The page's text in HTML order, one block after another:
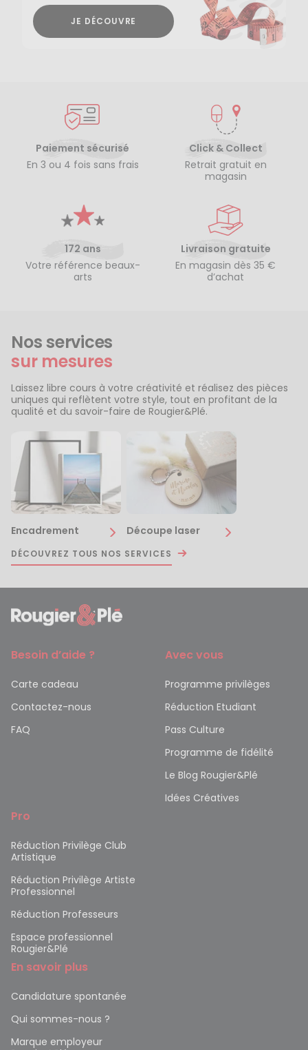
JE DÉCOUVRE
Paiement sécurisé
En 3 ou 4 fois sans frais
Click & Collect
Retrait gratuit en
magasin
172 ans
Votre référence beaux-
arts
Livraison gratuite
En magasin dès 35 €
d’achat
Nos services
sur mesures
Laissez libre cours à votre créativité et réalisez des pièces
uniques qui reflètent votre style, tout en profitant de la
qualité et du savoir-faire de Rougier&Plé.
Encadrement Découpe laser
DÉCOUVREZ TOUS NOS SERVICES
Besoin d’aide ?
Carte cadeau
Contactez-nous
FAQ
Avec vous
Programme privilèges
Réduction Etudiant
Pass Culture
Programme de fidélité
Le Blog Rougier&Plé
Idées Créatives
Pro
Réduction Privilège Club
Artistique
Réduction Privilège Artiste
Professionnel
Réduction Professeurs
Espace professionnel
Rougier&Plé
En savoir plus
Candidature spontanée
Qui sommes-nous ?
Marque employeur